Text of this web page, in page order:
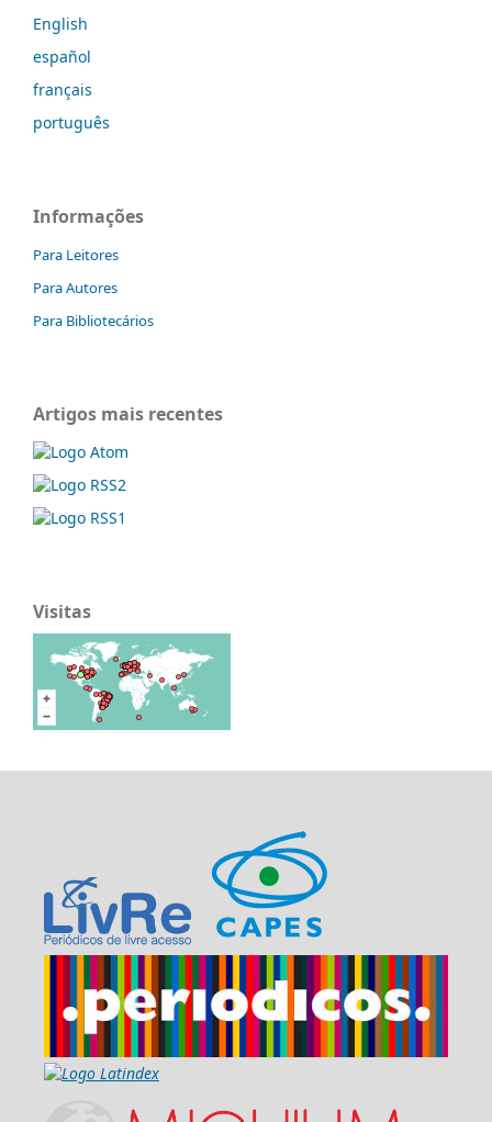
English
español
français
português
Informações
Para Leitores
Para Autores
Para Bibliotecários
Artigos mais recentes
Visitas